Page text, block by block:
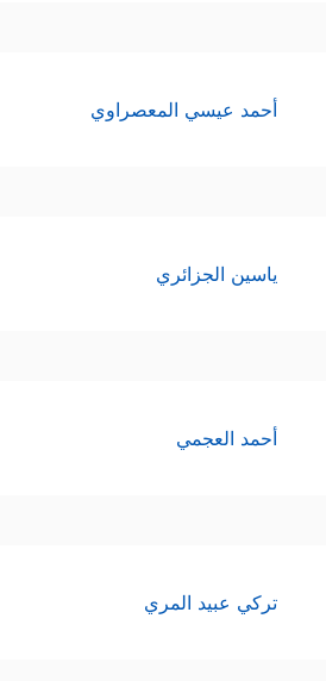
أحمد عيسي المعصراوي
ياسين الجزائري
أحمد العجمي
تركي عبيد المري